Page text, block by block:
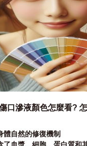
口滲液顏色怎麼看?
體自然的修復機制